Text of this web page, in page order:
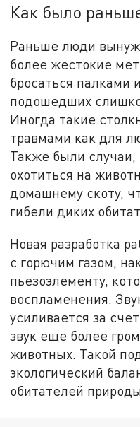
Как было
Раньше люди
более жестокие
бросаться палками
подошедших
Иногда такие
травмами как для
Также были случаи,
охотиться на
домашнему скоту,
гибели диких
Новая разработка
с горючим газом,
пьезоэлементу,
воспламенения.
усиливается за
звук еще более
животных. Такой
экологический
обитателей